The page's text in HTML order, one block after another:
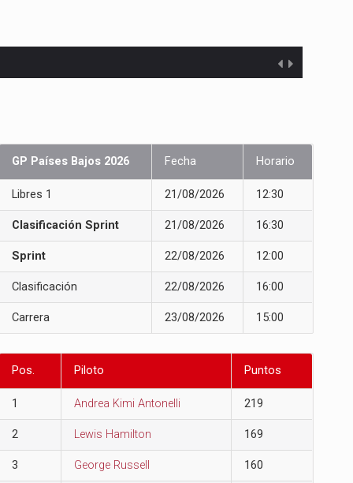
GP Países Bajos 2026 Fecha Horario
Libres 1 21/08/2026 12:30
Clasificación Sprint 21/08/2026 16:30
Sprint 22/08/2026 12:00
Clasificación 22/08/2026 16:00
Carrera 23/08/2026 15:00
Pos. Piloto Puntos
1 Andrea Kimi Antonelli 219
2 Lewis Hamilton 169
3 George Russell 160